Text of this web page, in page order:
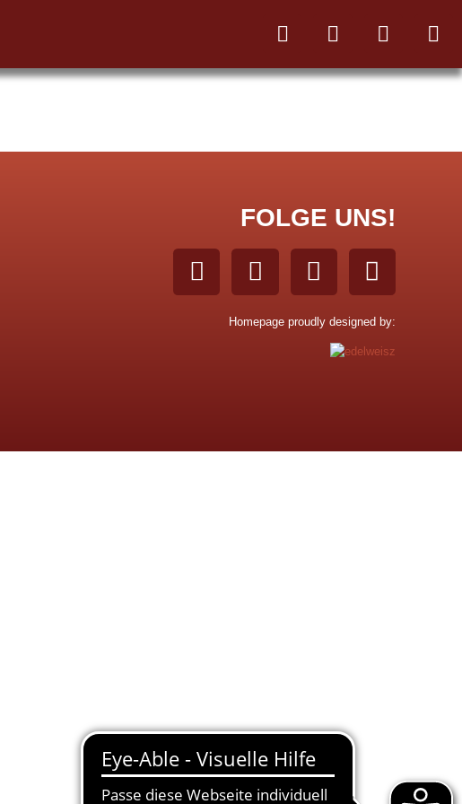
FOLGE UNS!
Homepage proudly designed by: